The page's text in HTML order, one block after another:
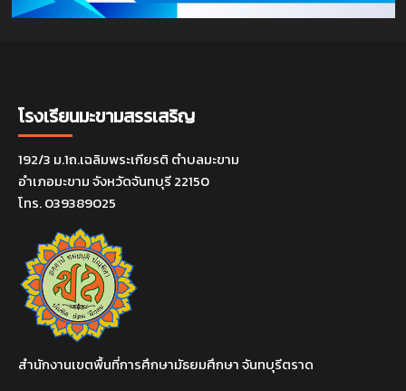
โรงเรียนมะขามสรรเสริญ
192/3 ม.1ถ.เฉลิมพระเกียรติ ตำบลมะขาม
อำเภอมะขาม จังหวัดจันทบุรี 22150
โทร. 039389025
สำนักงานเขตพื้นที่การศึกษามัธยมศึกษา จันทบุรีตราด